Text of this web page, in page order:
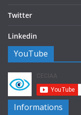
Twitter
Linkedin
YouTube
Informations